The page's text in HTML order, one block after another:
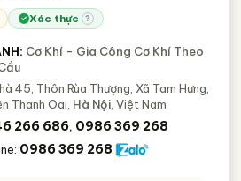
Xác thực ?
Cơ Khí - Gia Công Cơ Khí Theo
45, Thôn Rùa Thượng, Xã Tam Hưng,
Thanh Oai, Hà Nội , Việt Nam
266 686, 0986 369 268
0986 369 268